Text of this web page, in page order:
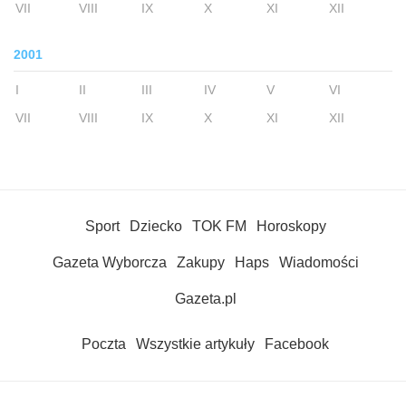
VII
VIII IX X XI XII
2001
I II III IV V
VI
VII
VIII IX X XI XII
Sport Dziecko TOK FM Horoskopy
Gazeta Wyborcza Zakupy Haps Wiadomości
Gazeta.pl
Poczta Wszystkie artykuły Facebook